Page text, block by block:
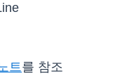
트를 참조